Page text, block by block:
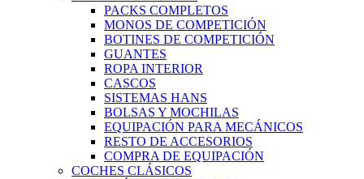
PACKS COMPLETOS
MONOS DE COMPETICIÓN
BOTINES DE COMPETICIÓN
GUANTES
ROPA INTERIOR
CASCOS
SISTEMAS HANS
BOLSAS Y MOCHILAS
EQUIPACIÓN PARA MECÁNICOS
RESTO DE ACCESORIOS
COMPRA DE EQUIPACIÓN
COCHES CLÁSICOS